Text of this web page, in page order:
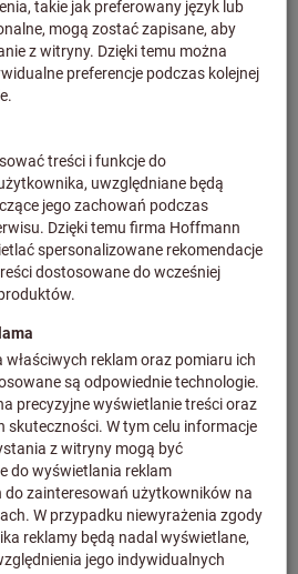
Rurka do chłodziwa PSC
SWISSTOOLS
Dostarczalny
4 wariantów
166,88 PLN
plus podatek VAT w obowiązującej
wysokościCeny plus koszty dostawy
Do wariantów
Klucze nasadowe do rurek do
chłodziwa PSC
SWISSTOOLS
Nr art.: 309893
Dostarczalny